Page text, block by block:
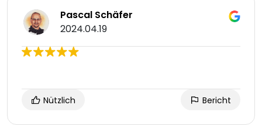
Pascal Schäfer
2024.04.19
Nützlich Bericht